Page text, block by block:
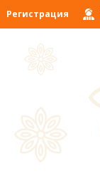
Регистрация